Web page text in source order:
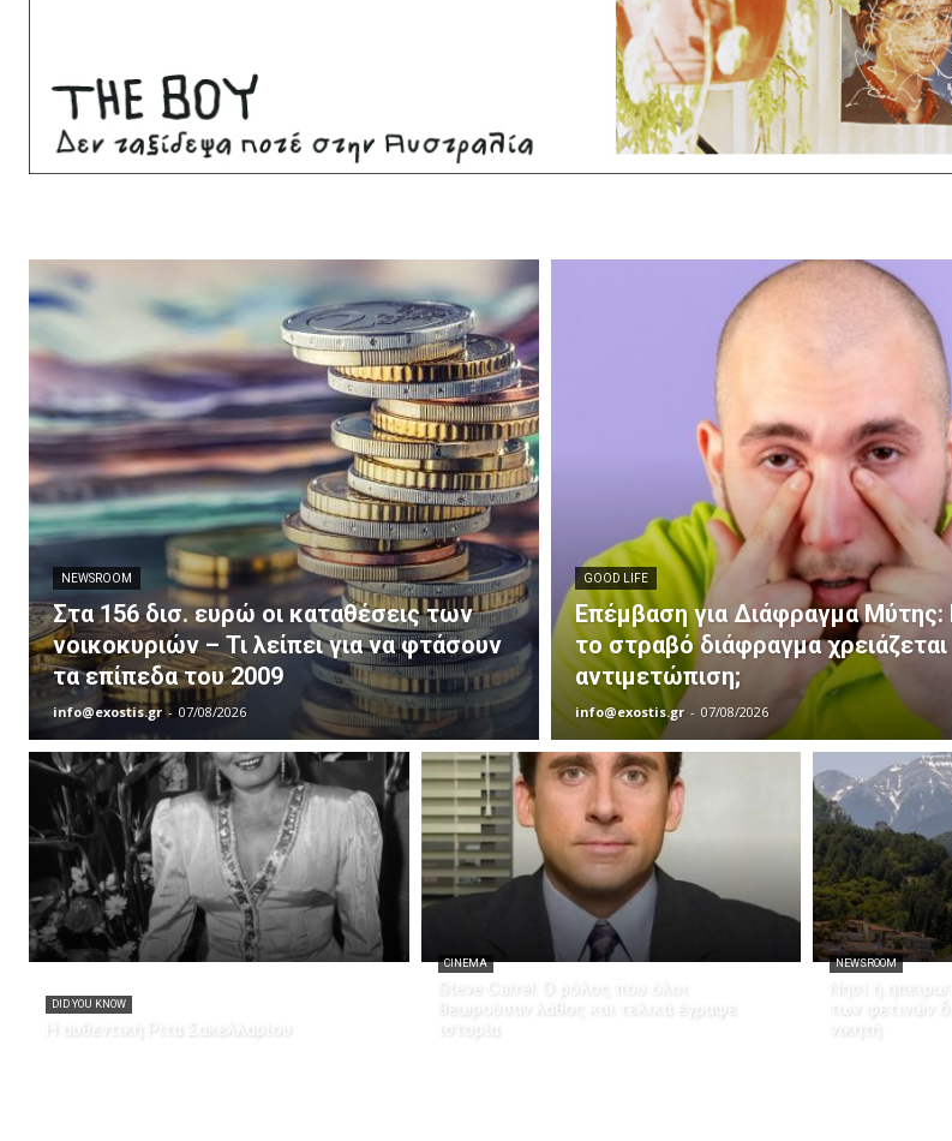
NEWSROOM
Στα 156 δισ. ευρώ οι καταθέσεις των
νοικοκυριών – Τι λείπει για να φτάσουν
τα επίπεδα του 2009
info@exostis.gr - 07/08/2026
GOOD LIFE
Επέμβαση για Διάφραγμα Μύτης:
το στραβό διάφραγμα χρειάζεται
αντιμετώπιση;
info@exostis.gr - 07/08/2026
DID YOU KNOW
Η αυθεντική Ρίτα Σακελλαρίου
CINEMA
Steve Carrel: Ο ρόλος που όλοι
θεωρούσαν λάθος και τελικά έγραψε
NEWSROOM
Νησί ή
των φετινών
νικητή